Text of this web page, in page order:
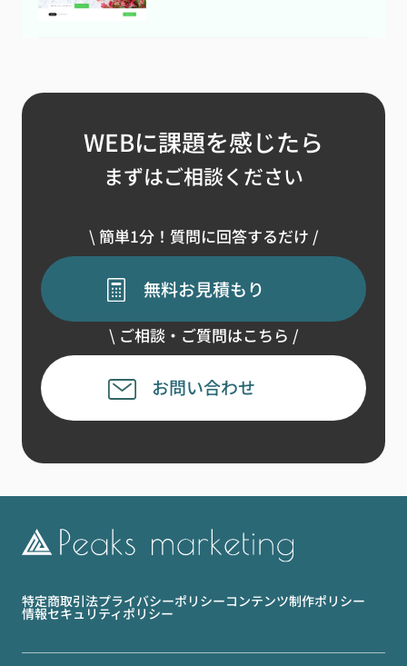
WEBに課題を感じたら
まずはご相談ください
\ 簡単1分！質問に回答するだけ /
無料お見積もり
\ ご相談・ご質問はこちら /
お問い合わせ
特定商取引法プライバシーポリシーコンテンツ制作ポリシー
情報セキュリティポリシー